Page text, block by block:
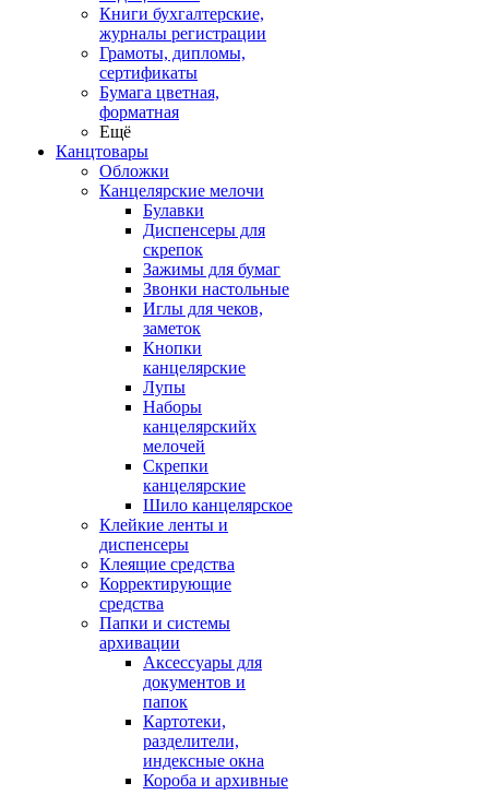
Книги бухгалтерские,
журналы регистрации
Грамоты, дипломы,
сертификаты
Бумага цветная,
форматная
Ещё
Канцтовары
Обложки
Канцелярские мелочи
Булавки
Диспенсеры для
скрепок
Зажимы для бумаг
Звонки настольные
Иглы для чеков,
заметок
Кнопки
канцелярские
Лупы
Наборы
канцелярскийх
мелочей
Скрепки
канцелярские
Шило канцелярское
Клейкие ленты и
диспенсеры
Клеящие средства
Корректирующие
средства
Папки и системы
архивации
Аксессуары для
документов и
папок
Картотеки,
разделители,
индексные окна
Короба и архивные